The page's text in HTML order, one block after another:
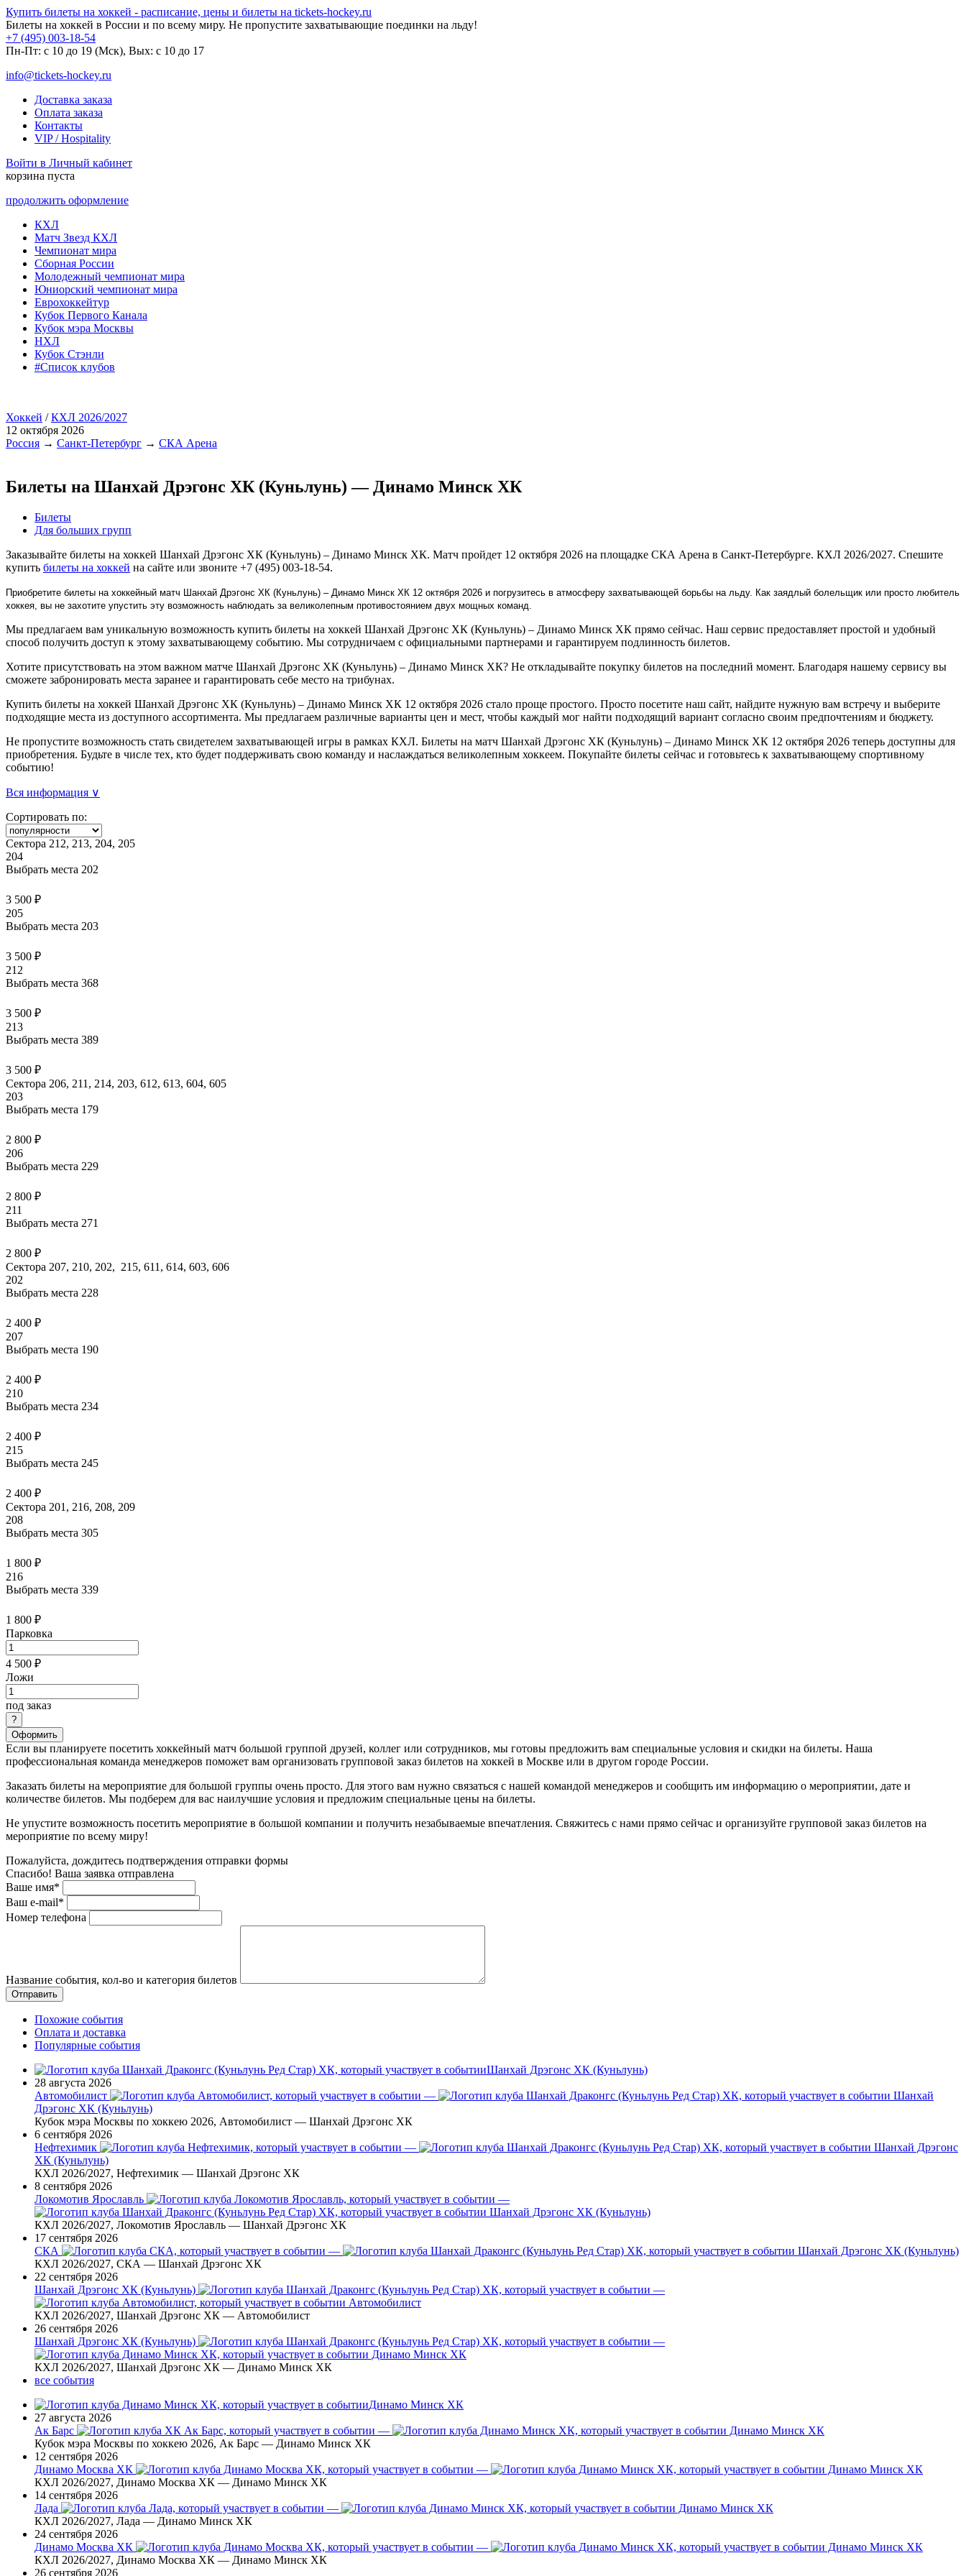
Купить билеты на хоккей - расписание, цены и билеты на tickets-hockey.ru
Билеты на хоккей в России и по всему миру. Не пропустите захватывающие поединки на льду!
+7 (495) 003-18-54
Пн-Пт: c 10 до 19 (Мск), Вых: с 10 до 17
info@tickets-hockey.ru
Доставка заказа
Оплата заказа
Контакты
VIP / Hospitality
Войти в Личный кабинет
корзина пуста
продолжить оформление
КХЛ
Матч Звезд КХЛ
Чемпионат мира
Сборная России
Молодежный чемпионат мира
Юниорский чемпионат мира
Еврохоккейтур
Кубок Первого Канала
Кубок мэра Москвы
НХЛ
Кубок Стэнли
#Список клубов
Хоккей /КХЛ 2026/2027
12 октября 2026
Россия → Санкт-Петербург → СКА Арена
Билеты на Шанхай Дрэгонс ХК (Куньлунь) — Динамо Минск ХК
Билеты
Для больших групп
Заказывайте билеты на хоккей Шанхай Дрэгонс ХК (Куньлунь) – Динамо Минск ХК. Матч пройдет 12 октября 2026 на площадке СКА Арена в Санкт-Петербурге. КХЛ 2026/2027. Спешите
купить билеты на хоккей на сайте или звоните +7 (495) 003-18-54.
Приобретите билеты на хоккейный матч Шанхай Дрэгонс ХК (Куньлунь) – Динамо Минск ХК 12 октября 2026 и погрузитесь в атмосферу захватывающей борьбы на льду. Как заядлый болельщик или просто любитель
хоккея, вы не захотите упустить эту возможность наблюдать за великолепным противостоянием двух мощных команд.
Мы предлагаем вам уникальную возможность купить билеты на хоккей Шанхай Дрэгонс ХК (Куньлунь) – Динамо Минск ХК прямо сейчас. Наш сервис предоставляет простой и удобный
способ получить доступ к этому захватывающему событию. Мы сотрудничаем с официальными партнерами и гарантируем подлинность билетов.
Хотите присутствовать на этом важном матче Шанхай Дрэгонс ХК (Куньлунь) – Динамо Минск ХК? Не откладывайте покупку билетов на последний момент. Благодаря нашему сервису вы
сможете забронировать места заранее и гарантировать себе место на трибунах.
Купить билеты на хоккей Шанхай Дрэгонс ХК (Куньлунь) – Динамо Минск ХК 12 октября 2026 стало проще простого. Просто посетите наш сайт, найдите нужную вам встречу и выберите
подходящие места из доступного ассортимента. Мы предлагаем различные варианты цен и мест, чтобы каждый мог найти подходящий вариант согласно своим предпочтениям и бюджету.
Не пропустите возможность стать свидетелем захватывающей игры в рамках КХЛ. Билеты на матч Шанхай Дрэгонс ХК (Куньлунь) – Динамо Минск ХК 12 октября 2026 теперь доступны для
приобретения. Будьте в числе тех, кто будет поддерживать свою команду и наслаждаться великолепным хоккеем. Покупайте билеты сейчас и готовьтесь к захватывающему спортивному
событию!
Вся информация ∨
Сортировать по:
Сектора 212, 213, 204, 205
204
Выбрать места 202
3 500 ₽
205
Выбрать места 203
3 500 ₽
212
Выбрать места 368
3 500 ₽
213
Выбрать места 389
3 500 ₽
Сектора 206, 211, 214, 203, 612, 613, 604, 605
203
Выбрать места 179
2 800 ₽
206
Выбрать места 229
2 800 ₽
211
Выбрать места 271
2 800 ₽
Сектора 207, 210, 202, 215, 611, 614, 603, 606
202
Выбрать места 228
2 400 ₽
207
Выбрать места 190
2 400 ₽
210
Выбрать места 234
2 400 ₽
215
Выбрать места 245
2 400 ₽
Сектора 201, 216, 208, 209
208
Выбрать места 305
1 800 ₽
216
Выбрать места 339
1 800 ₽
Парковка
4 500 ₽
Ложи
под заказ
Оформить
Если вы планируете посетить хоккейный матч большой группой друзей, коллег или сотрудников, мы готовы предложить вам специальные условия и скидки на билеты. Наша
профессиональная команда менеджеров поможет вам организовать групповой заказ билетов на хоккей в Москве или в другом городе России.
Заказать билеты на мероприятие для большой группы очень просто. Для этого вам нужно связаться с нашей командой менеджеров и сообщить им информацию о мероприятии, дате и
количестве билетов. Мы подберем для вас наилучшие условия и предложим специальные цены на билеты.
Не упустите возможность посетить мероприятие в большой компании и получить незабываемые впечатления. Свяжитесь с нами прямо сейчас и организуйте групповой заказ билетов на
мероприятие по всему миру!
Пожалуйста, дождитесь подтверждения отправки формы
Спасибо! Ваша заявка отправлена
Ваше имя*
Ваш e-mail*
Номер телефона
Название события, кол-во и категория билетов
Похожие события
Оплата и доставка
Популярные события
Шанхай Дрэгонс ХК (Куньлунь)
28 августа 2026
Автомобилист
—
Шанхай
Дрэгонс ХК (Куньлунь)
Кубок мэра Москвы по хоккею 2026, Автомобилист — Шанхай Дрэгонс ХК
6 сентября 2026
Нефтехимик
—
Шанхай Дрэгонс
ХК (Куньлунь)
КХЛ 2026/2027, Нефтехимик — Шанхай Дрэгонс ХК
8 сентября 2026
Локомотив Ярославль
—
Шанхай Дрэгонс ХК (Куньлунь)
КХЛ 2026/2027, Локомотив Ярославль — Шанхай Дрэгонс ХК
17 сентября 2026
СКА
—
Шанхай Дрэгонс ХК (Куньлунь)
КХЛ 2026/2027, СКА — Шанхай Дрэгонс ХК
22 сентября 2026
Шанхай Дрэгонс ХК (Куньлунь)
—
Автомобилист
КХЛ 2026/2027, Шанхай Дрэгонс ХК — Автомобилист
26 сентября 2026
Шанхай Дрэгонс ХК (Куньлунь)
—
Динамо Минск ХК
КХЛ 2026/2027, Шанхай Дрэгонс ХК — Динамо Минск ХК
все события
Динамо Минск ХК
27 августа 2026
Ак Барс
—
Динамо Минск ХК
Кубок мэра Москвы по хоккею 2026, Ак Барс — Динамо Минск ХК
12 сентября 2026
Динамо Москва ХК
—
Динамо Минск ХК
КХЛ 2026/2027, Динамо Москва ХК — Динамо Минск ХК
14 сентября 2026
Лада
—
Динамо Минск ХК
КХЛ 2026/2027, Лада — Динамо Минск ХК
24 сентября 2026
Динамо Москва ХК
—
Динамо Минск ХК
КХЛ 2026/2027, Динамо Москва ХК — Динамо Минск ХК
26 сентября 2026